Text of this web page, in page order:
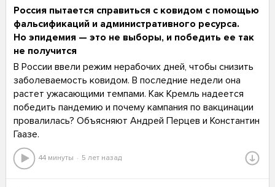
Россия пытается справиться с ковидом с помощью
фальсификаций и административного ресурса.
Но эпидемия — это не выборы, и победить ее так
не получится
В России ввели режим нерабочих дней, чтобы снизить
заболеваемость ковидом. В последние недели она
растет ужасающими темпами. Как Кремль надеется
победить пандемию и почему кампания по вакцинации
провалилась? Объясняют Андрей Перцев и Константин
Гаазе.
44 минуты 5 лет назад